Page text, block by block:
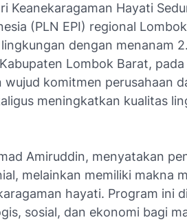
Keanekaragaman Hayati
(PLN EPI) regional Lombok
dengan menanam
Lombok Barat, pada
komitmen perusahaan
meningkatkan kualitas
Amiruddin, menyatakan
melainkan memiliki makna
hayati. Program ini
sosial, dan ekonomi bagi